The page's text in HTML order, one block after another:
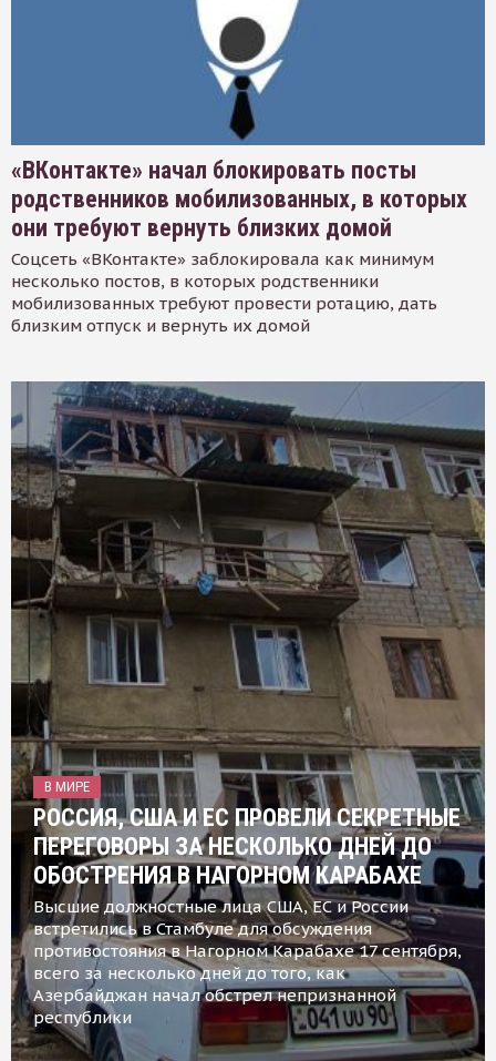
«ВКонтакте» начал блокировать посты
родственников мобилизованных, в которых
они требуют вернуть близких домой
Соцсеть «ВКонтакте» заблокировала как минимум
несколько постов, в которых родственники
мобилизованных требуют провести ротацию, дать
близким отпуск и вернуть их домой
В МИРЕ
РОССИЯ, США И ЕС ПРОВЕЛИ СЕКРЕТНЫЕ
ПЕРЕГОВОРЫ ЗА НЕСКОЛЬКО ДНЕЙ ДО
ОБОСТРЕНИЯ В НАГОРНОМ КАРАБАХЕ
Высшие должностные лица США, ЕС и России
встретились в Стамбуле для обсуждения
противостояния в Нагорном Карабахе 17 сентября,
всего за несколько дней до того, как
Азербайджан начал обстрел непризнанной
республики